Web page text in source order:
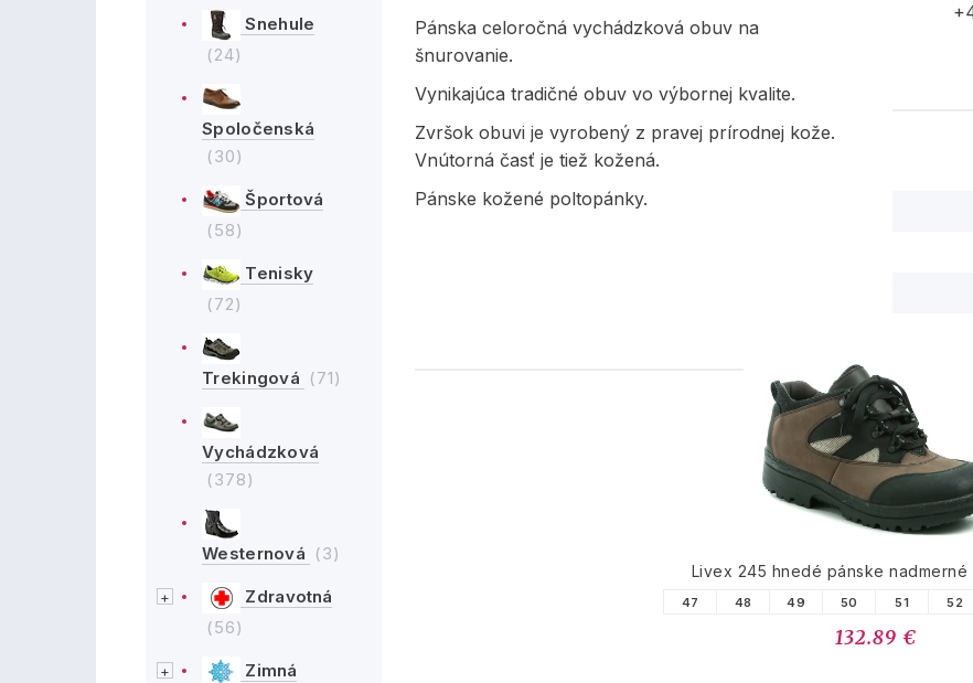
Snehule
(24)
Spoločenská
(30)
Športová
(58)
Tenisky
(72)
Trekingová (71)
Vychádzková
(378)
Westernová (3)
Zdravotná
(56)
Zimná
Pánska celoročná vychádzková obuv na
šnurovanie.
Vynikajúca tradičné obuv vo výbornej kvalite.
Zvršok obuvi je vyrobený z pravej prírodnej kože.
Vnútorná časť je tiež kožená.
Pánske kožené poltopánky.
PODOBNÉ
Livex 245 hnedé pánske
47 48 49 50 51 52
132.89 €